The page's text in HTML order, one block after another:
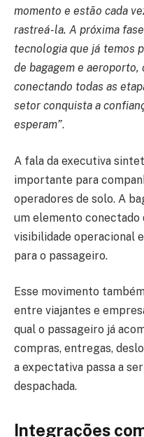
momento e estão cada
rastreá-la. A próxima
tecnologia que já temos
de bagagem e
conectando todas as
setor conquista a
esperam”.
A fala da executiva
importante para
operadores de solo. A
um elemento conectado
visibilidade operacional
para o passageiro.
Esse movimento
entre viajantes e
qual o passageiro já
compras, entregas,
a expectativa passa a
despachada.
Integrações